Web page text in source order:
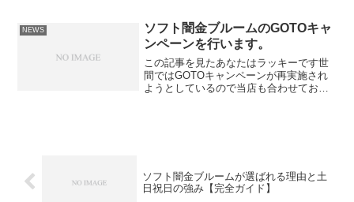
ポイントを押さえておくことが重要で
す。例えば、月一返済のシス...
NEWS
ソフト闇金ブルームのGOTOキャ
ンペーンを行います。
この記事を見たあなたはラッキーです世
間ではGOTOキャンペーンが再実施され
ようとしているので当店も合わせてお客
ソフト闇金ブルームが選ばれる理由と土
日祝日の強み【完全ガイド】